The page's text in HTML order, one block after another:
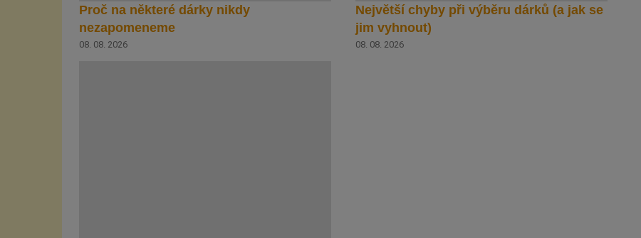
Proč na některé dárky nikdy
nezapomeneme
08. 08. 2026
Největší chyby při výběru dárků (a jak se
jim vyhnout)
08. 08. 2026